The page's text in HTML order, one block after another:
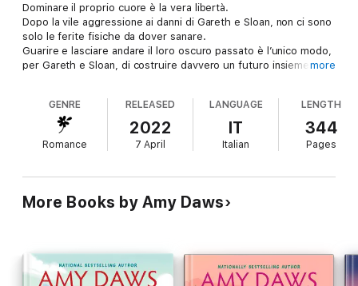
Dominare il proprio cuore è la vera libertà.
Dopo la vile aggressione ai danni di Gareth e Sloan, non ci sono
solo le ferite fisiche da dover sanare.
Guarire e lasciare andare il loro oscuro passato è l’unico modo,
per Gareth e Sloan, di costruire davvero un futuro insieme.
Dominareè il secondo e conclusivo volume della dilogia con cui
termina la serie sui fratelli Harris. La dilogia è autoconclusiva,
ma si consiglia anche la lettura dei primi tre libri sugli altri
fratelli:La Sfida Resistenza e Il Portiere .
more
GENRE
Romance
RELEASED
2022
7 April
LANGUAGE
IT
Italian
LENGTH
344
Pages
More Books by Amy Daws